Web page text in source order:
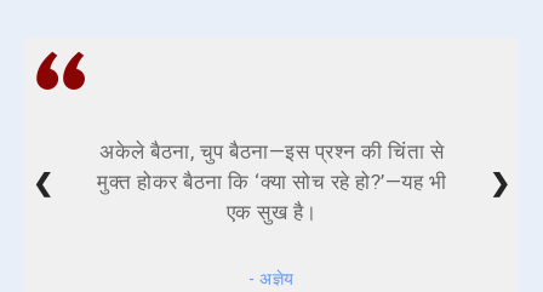
अकेले बैठना, चुप बैठना—इस प्रश्न की चिंता से
मुक्त होकर बैठना कि ‘क्या सोच रहे हो?’—यह भी
एक सुख है।
- अज्ञेय
❮ ❯